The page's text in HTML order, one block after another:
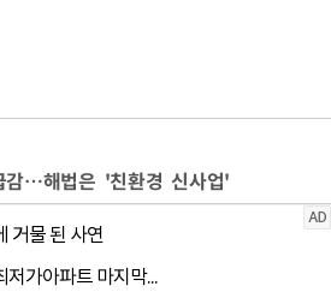
감…해법은 '친환경 신사업'